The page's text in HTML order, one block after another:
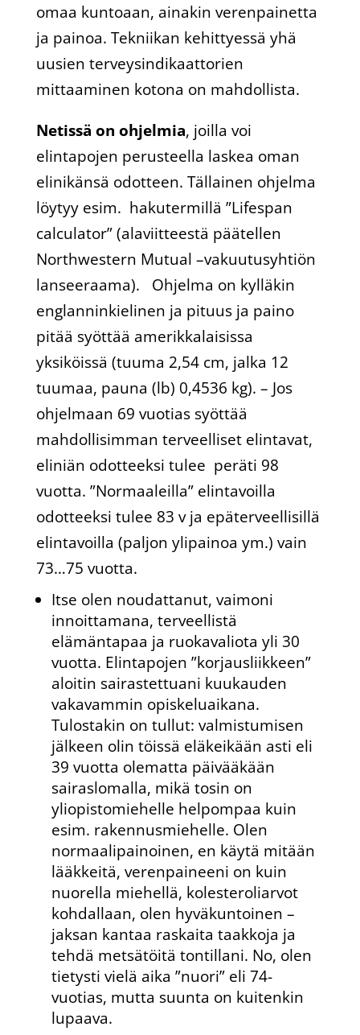
omaa kuntoaan, ainakin verenpainetta
ja painoa. Tekniikan kehittyessä yhä
uusien terveysindikaattorien
mittaaminen kotona on mahdollista.
Netissä on ohjelmia, joilla voi
elintapojen perusteella laskea oman
elinikänsä odotteen. Tällainen ohjelma
löytyy esim. hakutermillä ”Lifespan
calculator” (alaviitteestä päätellen
Northwestern Mutual –vakuutusyhtiön
lanseeraama). Ohjelma on kylläkin
englanninkielinen ja pituus ja paino
pitää syöttää amerikkalaisissa
yksiköissä (tuuma 2,54 cm, jalka 12
tuumaa, pauna (lb) 0,4536 kg). – Jos
ohjelmaan 69 vuotias syöttää
mahdollisimman terveelliset elintavat,
eliniän odotteeksi tulee peräti 98
vuotta. ”Normaaleilla” elintavoilla
odotteeksi tulee 83 v ja epäterveellisillä
elintavoilla (paljon ylipainoa ym.) vain
73…75 vuotta.
Itse olen noudattanut, vaimoni
innoittamana, terveellistä
elämäntapaa ja ruokavaliota yli 30
vuotta. Elintapojen ”korjausliikkeen”
aloitin sairastettuani kuukauden
vakavammin opiskeluaikana.
Tulostakin on tullut: valmistumisen
jälkeen olin töissä eläkeikään asti eli
39 vuotta olematta päivääkään
sairaslomalla, mikä tosin on
yliopistomiehelle helpompaa kuin
esim. rakennusmiehelle. Olen
normaalipainoinen, en käytä mitään
lääkkeitä, verenpaineeni on kuin
nuorella miehellä, kolesteroliarvot
kohdallaan, olen hyväkuntoinen –
jaksan kantaa raskaita taakkoja ja
tehdä metsätöitä tontillani. No, olen
tietysti vielä aika ”nuori” eli 74-
vuotias, mutta suunta on kuitenkin
lupaava.